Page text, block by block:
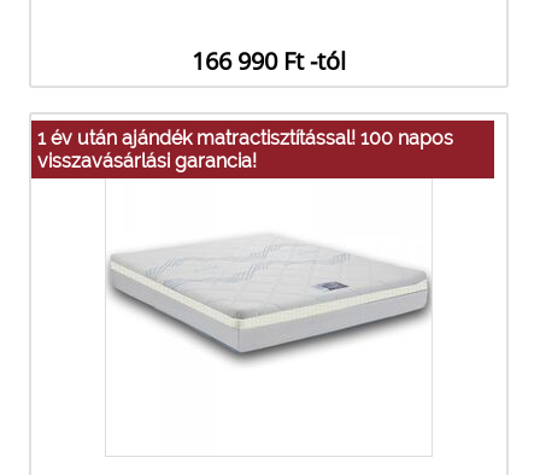
166 990 Ft -tól
1 év után ajándék matractisztítással! 100 napos
visszavásárlási garancia!